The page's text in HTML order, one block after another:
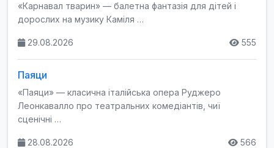
«Карнавал тварин» — балетна фантазія для дітей і
дорослих на музику Каміля …
29.08.2026 555
Паяци
«Паяци» — класична італійська опера Руджеро
Леонкавалло про театральних комедіантів, чиї
сценічні …
28.08.2026 566